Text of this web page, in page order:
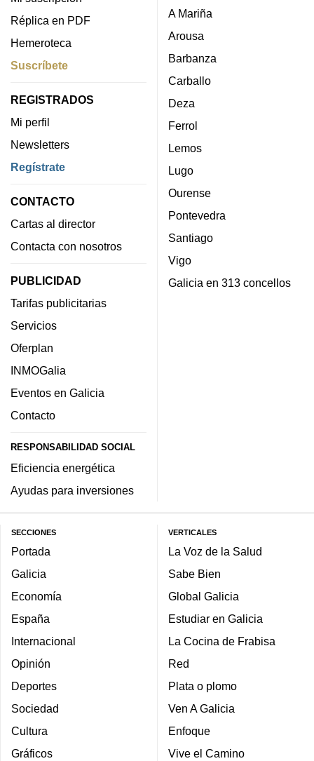
Réplica en PDF
Hemeroteca
Suscríbete
REGISTRADOS
Mi perfil
Newsletters
Regístrate
CONTACTO
Cartas al director
Contacta con nosotros
PUBLICIDAD
Tarifas publicitarias
Servicios
Oferplan
INMOGalia
Eventos en Galicia
Contacto
RESPONSABILIDAD SOCIAL
Eficiencia energética
Ayudas para inversiones
A Mariña
Arousa
Barbanza
Carballo
Deza
Ferrol
Lemos
Lugo
Ourense
Pontevedra
Santiago
Vigo
Galicia en 313 concellos
SECCIONES
Portada
Galicia
Economía
España
Internacional
Opinión
Deportes
Sociedad
Cultura
Gráficos
VERTICALES
La Voz de la Salud
Sabe Bien
Global Galicia
Estudiar en Galicia
La Cocina de Frabisa
Red
Plata o plomo
Ven A Galicia
Enfoque
Vive el Camino